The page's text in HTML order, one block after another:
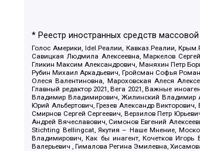
* Реестр иностранных средств
Голос Америки, Idel.Реалии, Кавказ.Реалии,
Савицкая Людмила Алексеевна, Маркелов
Гликин Максим Александрович, Маняхин Петр
Рубин Михаил Аркадьевич, Гройсман Софья
Олеся Валентиновна, Мароховская Алеся
Главный редактор 2021, Вега 2021, Важные
Владимир Владимирович, Жилинский Владимир
Юрий Альбертович, Грезев Александр
Смирнов Сергей Сергеевич, Верзилов Петр
Андрей Вячеславович, Симонов Евгений
Stichting Bellingcat, Якутия – Наше Мнение,
Владимирович, Как бы инагент, Кочетков Игорь
Валерьевич , Гималова Регина Эмилевна,